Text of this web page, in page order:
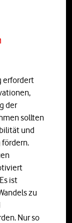
erfordert
der
sollten
und
ist
zu
Nur so